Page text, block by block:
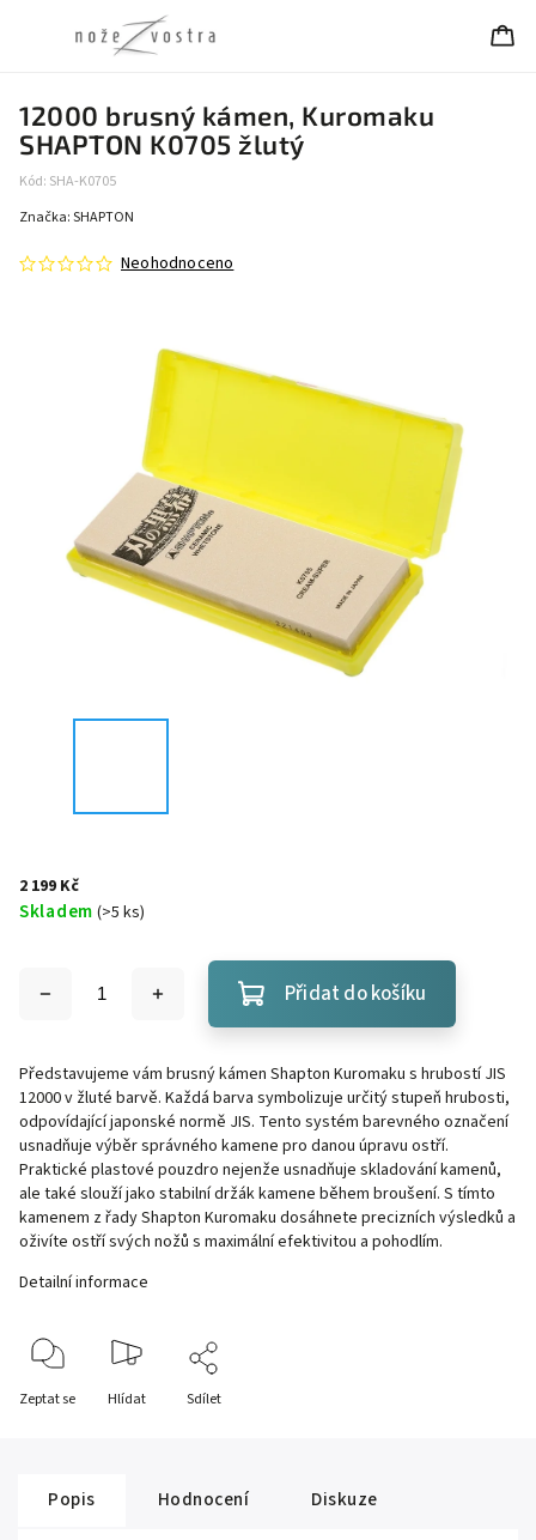
12000 brusný kámen, Kuromaku
SHAPTON K0705 žlutý
Kód: SHA-K0705
Neohodnoceno
Značka:SHAPTON
2 199 Kč
Skladem (>5 ks)
Přidat do košíku
Představujeme vám brusný kámen Shapton Kuromaku s hrubostí JIS
12000 v žluté barvě. Každá barva symbolizuje určitý stupeň hrubosti,
odpovídající japonské normě JIS. Tento systém barevného označení
usnadňuje výběr správného kamene pro danou úpravu ostří.
Praktické plastové pouzdro nejenže usnadňuje skladování kamenů,
ale také slouží jako stabilní držák kamene během broušení. S tímto
kamenem z řady Shapton Kuromaku dosáhnete precizních výsledků a
oživíte ostří svých nožů s maximální efektivitou a pohodlím.
Detailní informace
Zeptat se Hlídat Sdílet
Popis Hodnocení Diskuze